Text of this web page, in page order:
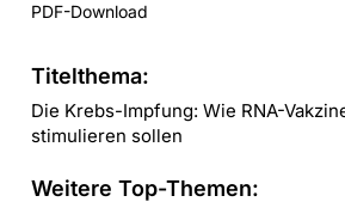
PDF-Download
Titelthema:
Die Krebs-Impfung: Wie RNA-
stimulieren sollen
Weitere Top-Themen: